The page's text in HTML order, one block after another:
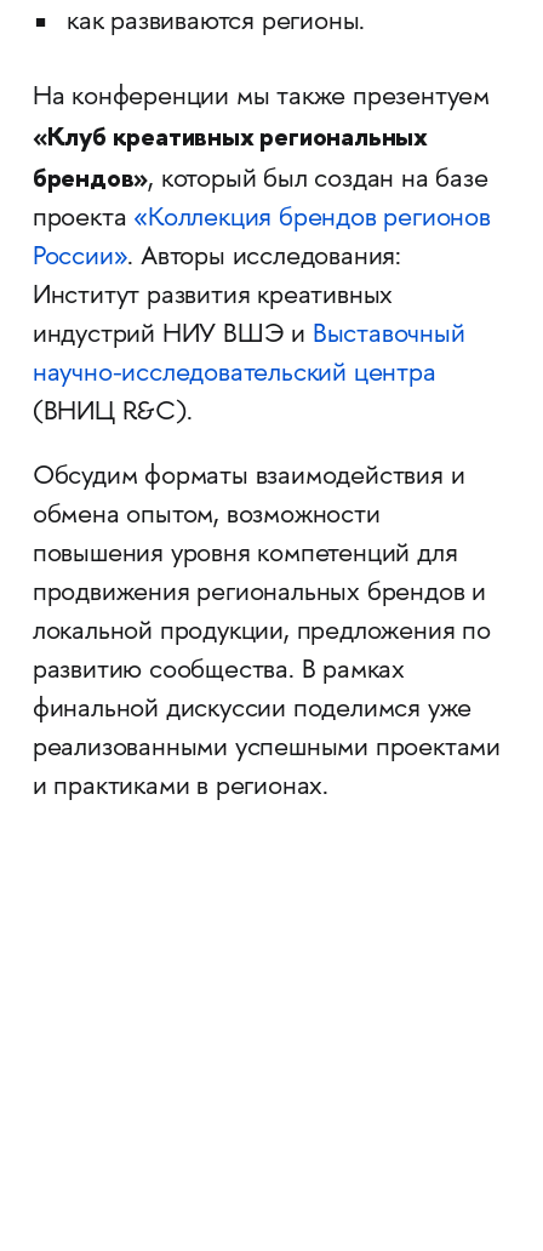
как развиваются регионы.
На конференции мы также презентуем
«Клуб креативных региональных
брендов», который был создан на базе
проекта «Коллекция брендов регионов
России». Авторы исследования:
Институт развития креативных
индустрий НИУ ВШЭ и Выставочный
научно-исследовательский центра
(ВНИЦ R&C).
Обсудим форматы взаимодействия и
обмена опытом, возможности
повышения уровня компетенций для
продвижения региональных брендов и
локальной продукции, предложения по
развитию сообщества. В рамках
финальной дискуссии поделимся уже
реализованными успешными проектами
и практиками в регионах.